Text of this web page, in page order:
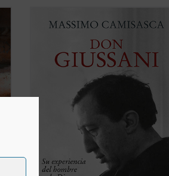
Don Luigi Giussani fue uno de los más
obra, escrita por uno de sus más
estrechos colaboradores a lo largo de
cuarenta años, conforma una sintética
biografía espiritual que permite conocer
con precisión ...